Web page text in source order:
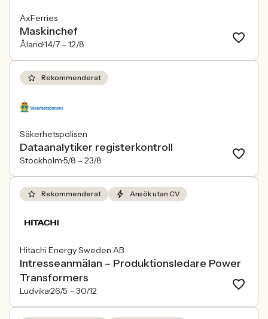
AxFerries
Maskinchef
Åland14/7 – 12/8
Rekommenderat
Säkerhetspolisen
Dataanalytiker registerkontroll
Stockholm5/8 – 23/8
Rekommenderat Ansök utan CV
Hitachi Energy Sweden AB
Intresseanmälan – Produktionsledare Power
Transformers
Ludvika26/5 – 30/12